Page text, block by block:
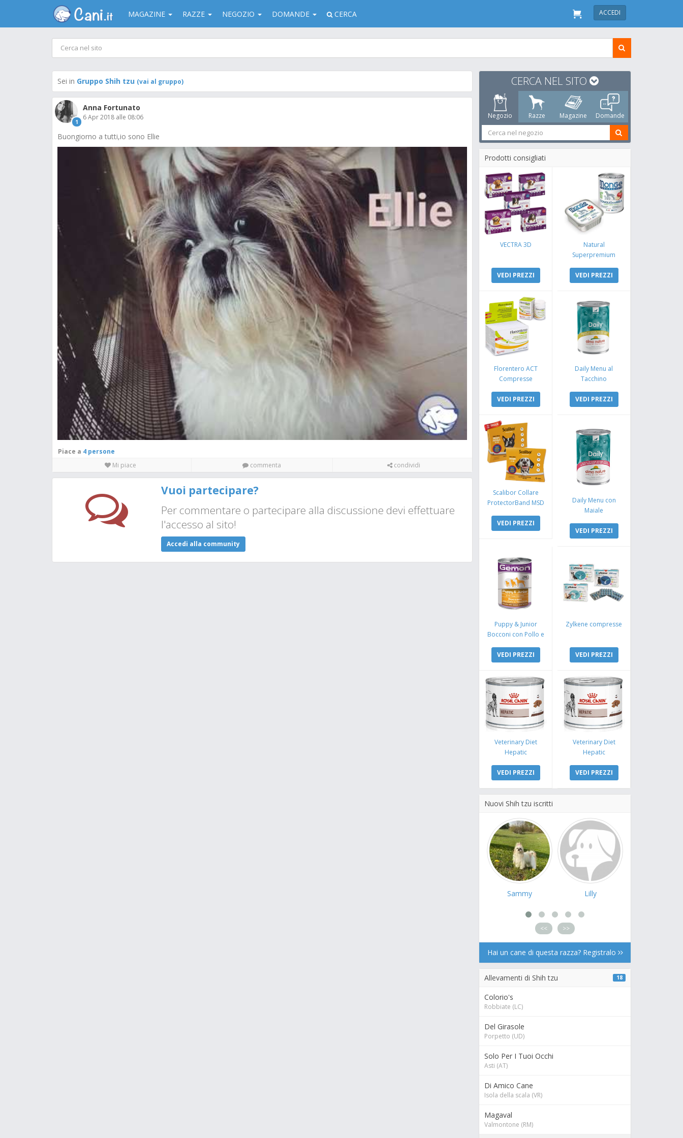
MAGAZINE RAZZE NEGOZIO DOMANDE CERCA ACCEDI
Sei in Gruppo Shih tzu (vai al gruppo)
1
Anna Fortunato
6 Apr 2018 alle 08:06
Buongiorno a tutti,io sono Ellie
Piace a
4 persone
Mi piace
commenta condividi
Vuoi partecipare?
Per commentare o partecipare alla discussione devi effettuare
l'accesso al sito!
Accedi alla community
CERCA NEL SITO
Negozio Razze Magazine Domande
Prodotti consigliati
VECTRA 3D
VEDI PREZZI
Natural
Superpremium
Coniglio e Mela
VEDI PREZZI
Florentero ACT
Compresse
VEDI PREZZI
Daily Menu al
Tacchino
VEDI PREZZI
Scalibor Collare
ProtectorBand MSD
VEDI PREZZI
Daily Menu con
Maiale
VEDI PREZZI
Puppy & Junior
Bocconi con Pollo e
VEDI PREZZI
Zylkene compresse
VEDI PREZZI
Veterinary Diet
Hepatic
VEDI PREZZI
Veterinary Diet
Hepatic
VEDI PREZZI
Nuovi Shih tzu iscritti
Sammy Lilly
<< >>
Hai un cane di questa razza? Registralo
Allevamenti di Shih tzu 18
Colorio's
Robbiate (LC)
Del Girasole
Porpetto (UD)
Solo Per I Tuoi Occhi
Asti (AT)
Di Amico Cane
Isola della scala (VR)
Magaval
Valmontone (RM)